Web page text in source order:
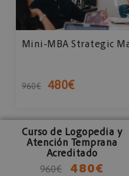
Mini-MBA Strategic
960€ 480€
Curso de Logopedia y
Atención Temprana
Acreditado
960€ 480€